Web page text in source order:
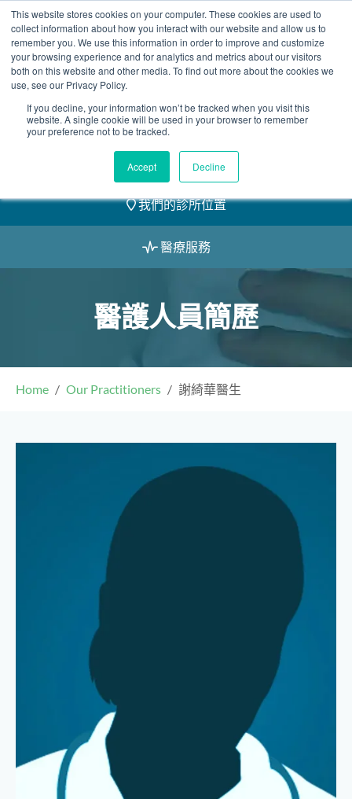
This website stores cookies on your computer. These cookies are used to
collect information about how you interact with our website and allow us to
remember you. We use this information in order to improve and customize
your browsing experience and for analytics and metrics about our visitors
both on this website and other media. To find out more about the cookies we
use, see our Privacy Policy.
If you decline, your information won’t be tracked when you visit this
website. A single cookie will be used in your browser to remember
your preference not to be tracked.
Accept Decline
Skip
to
content
2155 9055
預約
我們的醫護團隊
我們的診所位置
醫療服務
醫護人員簡歷
Home Our Practitioners 謝綺華醫生